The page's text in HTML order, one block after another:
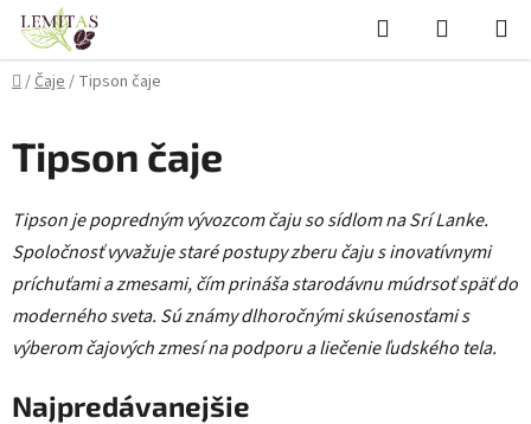
Prejsť
obsah
Hľadať
KOŠÍK
Domov
/Čaje/ Tipson čaje
Tipson čaje
Tipson je popredným vývozcom čaju so sídlom na Srí Lanke.
Spoločnosť vyvažuje staré postupy zberu čaju s inovatívnymi
príchuťami a zmesami, čím prináša starodávnu múdrsoť späť do
moderného sveta. Sú známy dlhoročnými skúsenosťami s
výberom čajových zmesí na podporu a liečenie ľudského tela.
Najpredávanejšie